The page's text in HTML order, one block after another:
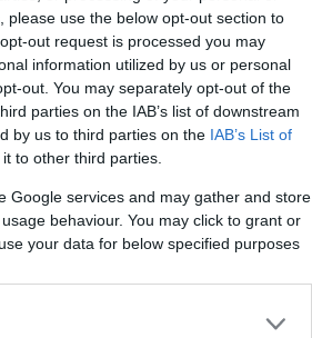
use the below opt-out section to
out request is processed you may
information utilized by us or personal
out. You may separately opt-out of the
parties on the IAB’s list of downstream
by us to third parties on the IAB’s List of
to other third parties.
Google services and may gather and store
behaviour. You may click to grant or
your data for below specified purposes
τις υποχρεώσεις της